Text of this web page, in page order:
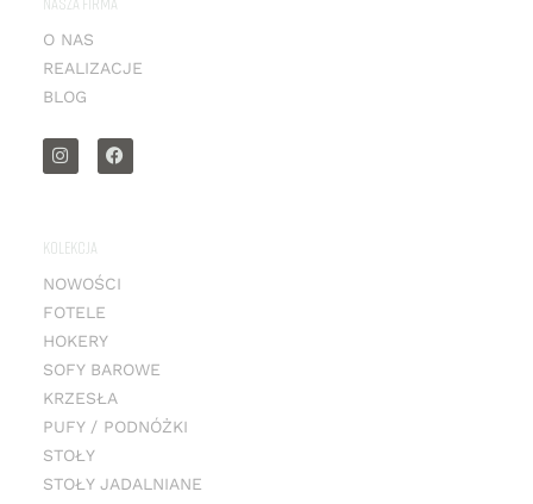
O NAS
REALIZACJE
BLOG
KOLEKCJA
NOWOŚCI
FOTELE
HOKERY
SOFY BAROWE
KRZESŁA
PUFY / PODNÓŻKI
STOŁY
STOŁY JADALNIANE